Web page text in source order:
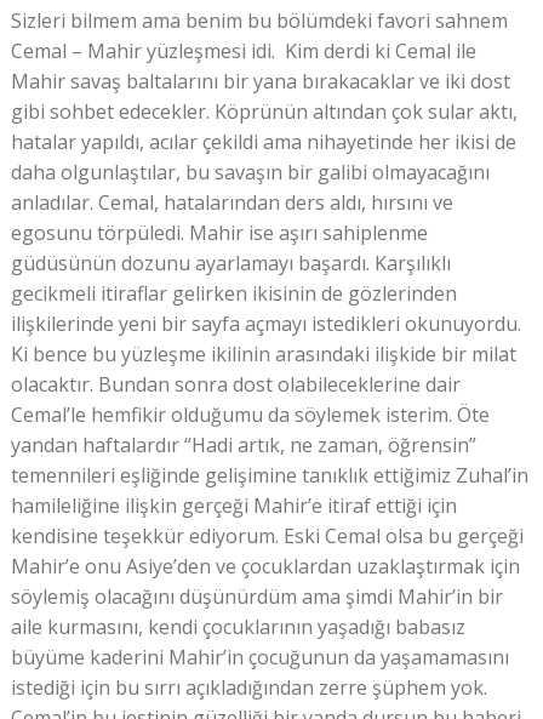
Sizleri bilmem ama benim bu bölümdeki favori sahnem
Cemal – Mahir yüzleşmesi idi. Kim derdi ki Cemal ile
Mahir savaş baltalarını bir yana bırakacaklar ve iki dost
gibi sohbet edecekler. Köprünün altından çok sular aktı,
hatalar yapıldı, acılar çekildi ama nihayetinde her ikisi de
daha olgunlaştılar, bu savaşın bir galibi olmayacağını
anladılar. Cemal, hatalarından ders aldı, hırsını ve
egosunu törpüledi. Mahir ise aşırı sahiplenme
güdüsünün dozunu ayarlamayı başardı. Karşılıklı
gecikmeli itiraflar gelirken ikisinin de gözlerinden
ilişkilerinde yeni bir sayfa açmayı istedikleri okunuyordu.
Ki bence bu yüzleşme ikilinin arasındaki ilişkide bir milat
olacaktır. Bundan sonra dost olabileceklerine dair
Cemal’le hemfikir olduğumu da söylemek isterim. Öte
yandan haftalardır “Hadi artık, ne zaman, öğrensin”
temennileri eşliğinde gelişimine tanıklık ettiğimiz Zuhal’in
hamileliğine ilişkin gerçeği Mahir’e itiraf ettiği için
kendisine teşekkür ediyorum. Eski Cemal olsa bu gerçeği
Mahir’e onu Asiye’den ve çocuklardan uzaklaştırmak için
söylemiş olacağını düşünürdüm ama şimdi Mahir’in bir
aile kurmasını, kendi çocuklarının yaşadığı babasız
büyüme kaderini Mahir’in çocuğunun da yaşamamasını
istediği için bu sırrı açıkladığından zerre şüphem yok.